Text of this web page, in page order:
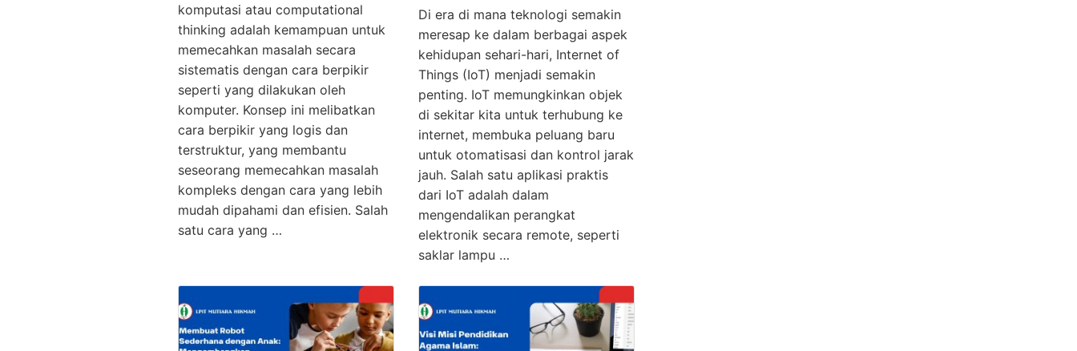
komputasi atau computational
thinking adalah kemampuan untuk
memecahkan masalah secara
sistematis dengan cara berpikir
seperti yang dilakukan oleh
komputer. Konsep ini melibatkan
cara berpikir yang logis dan
terstruktur, yang membantu
seseorang memecahkan masalah
kompleks dengan cara yang lebih
mudah dipahami dan efisien. Salah
satu cara yang …
Di era di mana teknologi semakin
meresap ke dalam berbagai aspek
kehidupan sehari-hari, Internet of
Things (IoT) menjadi semakin
penting. IoT memungkinkan objek
di sekitar kita untuk terhubung ke
internet, membuka peluang baru
untuk otomatisasi dan kontrol jarak
jauh. Salah satu aplikasi praktis
dari IoT adalah dalam
mengendalikan perangkat
elektronik secara remote, seperti
saklar lampu …